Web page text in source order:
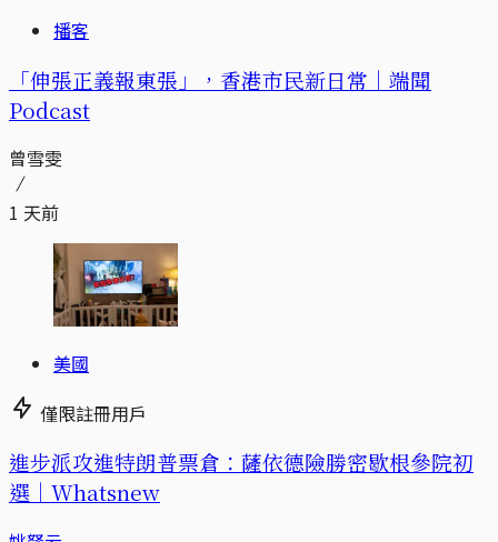
播客
「伸張正義報東張」，香港市民新日常｜端聞
Podcast
曾雪雯
1 天前
美國
僅限註冊用戶
進步派攻進特朗普票倉：薩依德險勝密歇根參院初
選｜Whatsnew